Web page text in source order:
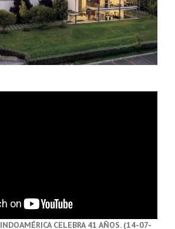
INDOAMÉRICA CELEBRA 41 AÑOS. (14-07-